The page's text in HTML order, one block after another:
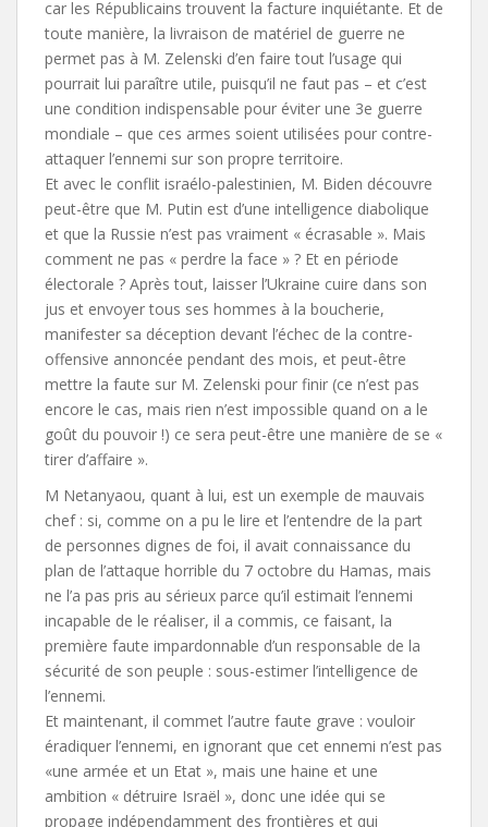
car les Républicains trouvent la facture inquiétante. Et de
toute manière, la livraison de matériel de guerre ne
permet pas à M. Zelenski d’en faire tout l’usage qui
pourrait lui paraître utile, puisqu’il ne faut pas – et c’est
une condition indispensable pour éviter une 3e guerre
mondiale – que ces armes soient utilisées pour contre-
attaquer l’ennemi sur son propre territoire.
Et avec le conflit israélo-palestinien, M. Biden découvre
peut-être que M. Putin est d’une intelligence diabolique
et que la Russie n’est pas vraiment « écrasable ». Mais
comment ne pas « perdre la face » ? Et en période
électorale ? Après tout, laisser l’Ukraine cuire dans son
jus et envoyer tous ses hommes à la boucherie,
manifester sa déception devant l’échec de la contre-
offensive annoncée pendant des mois, et peut-être
mettre la faute sur M. Zelenski pour finir (ce n’est pas
encore le cas, mais rien n’est impossible quand on a le
goût du pouvoir !) ce sera peut-être une manière de se «
tirer d’affaire ».
M Netanyaou, quant à lui, est un exemple de mauvais
chef : si, comme on a pu le lire et l’entendre de la part
de personnes dignes de foi, il avait connaissance du
plan de l’attaque horrible du 7 octobre du Hamas, mais
ne l’a pas pris au sérieux parce qu’il estimait l’ennemi
incapable de le réaliser, il a commis, ce faisant, la
première faute impardonnable d’un responsable de la
sécurité de son peuple : sous-estimer l’intelligence de
l’ennemi.
Et maintenant, il commet l’autre faute grave : vouloir
éradiquer l’ennemi, en ignorant que cet ennemi n’est pas
«une armée et un Etat », mais une haine et une
ambition « détruire Israël », donc une idée qui se
propage indépendamment des frontières et qui